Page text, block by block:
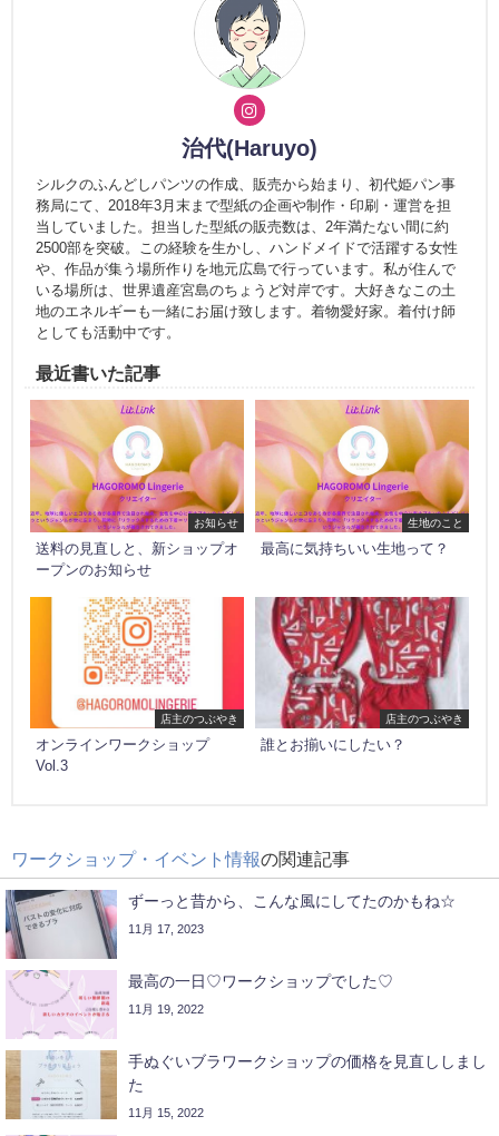
治代(Haruyo)
シルクのふんどしパンツの作成、販売から始まり、初代姫パン事
務局にて、2018年3月末まで型紙の企画や制作・印刷・運営を担
当していました。担当した型紙の販売数は、2年満たない間に約
2500部を突破。この経験を生かし、ハンドメイドで活躍する女性
や、作品が集う場所作りを地元広島で行っています。私が住んで
いる場所は、世界遺産宮島のちょうど対岸です。大好きなこの土
地のエネルギーも一緒にお届け致します。着物愛好家。着付け師
としても活動中です。
最近書いた記事
お知らせ
送料の見直しと、新ショップオ
ープンのお知らせ
生地のこと
最高に気持ちいい生地って？
店主のつぶやき
オンラインワークショップ
Vol.3
店主のつぶやき
誰とお揃いにしたい？
ワークショップ・イベント情報の関連記事
ずーっと昔から、こんな風にしてたのかもね☆
11月 17, 2023
最高の一日♡ワークショップでした♡
11月 19, 2022
手ぬぐいブラワークショップの価格を見直ししまし
た
11月 15, 2022